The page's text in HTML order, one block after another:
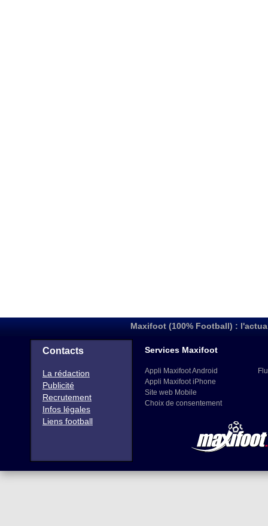
Maxifoot (100% Football) :
Contacts
La rédaction
Publicité
Recrutement
Infos légales
Liens football
Services Maxifoot
Appli Maxifoot Android
Appli Maxifoot iPhone
Site web Mobile
Choix de consentement